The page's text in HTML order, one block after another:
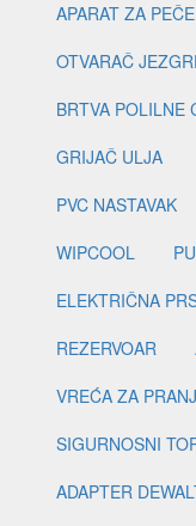
APARAT ZA
OTVARAČ
BRTVA POLILNE
GRIJAČ ULJA
PVC NASTAVAK
WIPCOOL
ELEKTRIČNA
REZERVOAR
VREĆA ZA
SIGURNOSNI
ADAPTER